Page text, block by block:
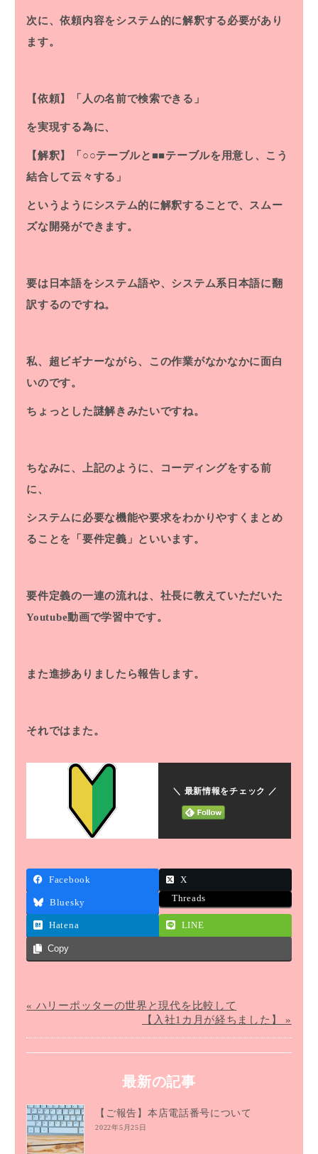
次に、依頼内容をシステム的に解釈する必要があり
ます。
【依頼】「人の名前で検索できる」
を実現する為に、
【解釈】「○○テーブルと■■テーブルを用意し、こう
結合して云々する」
というようにシステム的に解釈することで、スムー
ズな開発ができます。
要は日本語をシステム語や、システム系日本語に翻
訳するのですね。
私、超ビギナーながら、この作業がなかなかに面白
いのです。
ちょっとした謎解きみたいですね。
ちなみに、上記のように、コーディングをする前
に、
システムに必要な機能や要求をわかりやすくまとめ
ることを「要件定義」といいます。
要件定義の一連の流れは、社長に教えていただいた
Youtube動画で学習中です。
また進捗ありましたら報告します。
それではまた。
＼ 最新情報をチェック ／
Facebook X
Bluesky Threads
Hatena LINE
Copy
« ハリーポッターの世界と現代を比較して
【入社1カ月が経ちました】 »
最新の記事
【ご報告】本店電話番号について
2022年5月25日